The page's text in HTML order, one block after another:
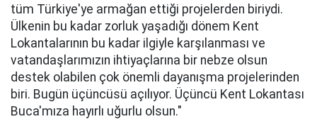
tüm Türkiye'ye armağan ettiği projelerden biriydi.
Ülkenin bu kadar zorluk yaşadığı dönem Kent
Lokantalarının bu kadar ilgiyle karşılanması ve
vatandaşlarımızın ihtiyaçlarına bir nebze olsun
destek olabilen çok önemli dayanışma projelerinden
biri. Bugün üçüncüsü açılıyor. Üçüncü Kent Lokantası
Buca'mıza hayırlı uğurlu olsun."